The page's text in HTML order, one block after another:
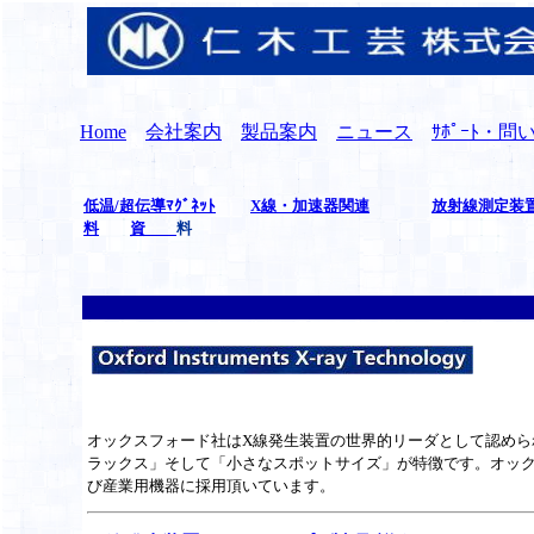
Home 会社案内 製品案内 ニュース ｻﾎﾟｰﾄ・問
低温/超伝導ﾏｸﾞﾈｯﾄ X線・加速器関連
放射線測定装
料
資 料
オックスフォード社はX線発生装置の世界的リーダとして認め
ラックス」そして「小さなスポットサイズ」が特徴です。オ
び産業用機器に採用頂いています。